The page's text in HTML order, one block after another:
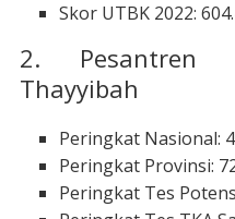
Skor UTBK 2022:
2. Pesantren
Thayyibah
Peringkat Nasional:
Peringkat Provinsi:
Peringkat Tes